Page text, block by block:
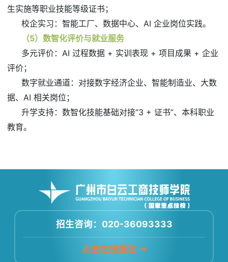
生实施等职业技能等级证书；
校企实习：智能工厂、数据中心、AI 企业岗位实践。
（5）数智化评价与就业服务
多元评价：AI 过程数据 + 实训表现 + 项目成果 + 企业
评价；
数字就业通道：对接数字经济企业、智能制造业、大数
据、AI 相关岗位；
升学支持：数智化技能基础对接“3 + 证书”、本科职业
教育。
招生咨询：020-36093333
点击在线报名 ➔